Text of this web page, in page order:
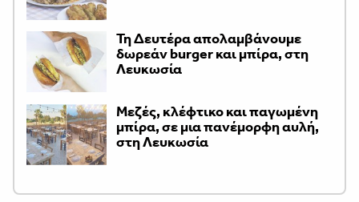
Τη Δευτέρα απολαμβάνουμε
δωρεάν burger και μπίρα, στη
Λευκωσία
Μεζές, κλέφτικο και παγωμένη
μπίρα, σε μια πανέμορφη αυλή,
στη Λευκωσία